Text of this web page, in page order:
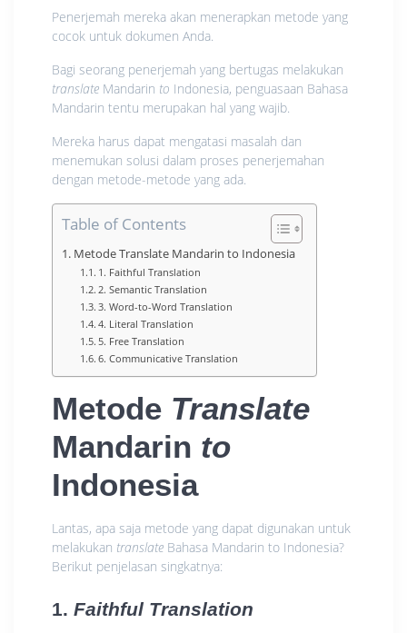
Penerjemah mereka akan menerapkan metode yang
cocok untuk dokumen Anda.
Bagi seorang penerjemah yang bertugas melakukan
translate Mandarin to Indonesia, penguasaan Bahasa
Mandarin tentu merupakan hal yang wajib.
Mereka harus dapat mengatasi masalah dan
menemukan solusi dalam proses penerjemahan
dengan metode-metode yang ada.
Table of Contents
Metode Translate Mandarin to Indonesia
1. Faithful Translation
2. Semantic Translation
3. Word-to-Word Translation
4. Literal Translation
5. Free Translation
6. Communicative Translation
Metode Translate
Mandarin to
Indonesia
Lantas, apa saja metode yang dapat digunakan untuk
melakukan translate Bahasa Mandarin to Indonesia?
Berikut penjelasan singkatnya:
1. Faithful Translation